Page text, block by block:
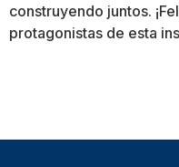
construyendo juntos.
protagonistas de esta